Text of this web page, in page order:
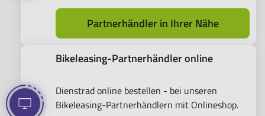
Partnerhändler in Ihrer Nähe
Bikeleasing-Partnerhändler online
Dienstrad online bestellen - bei unseren
Bikeleasing-Partnerhändlern mit Onlineshop.